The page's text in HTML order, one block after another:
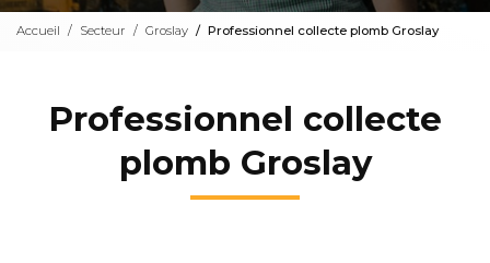
Accueil Secteur Groslay Professionnel collecte plomb Groslay
Professionnel collecte
plomb Groslay